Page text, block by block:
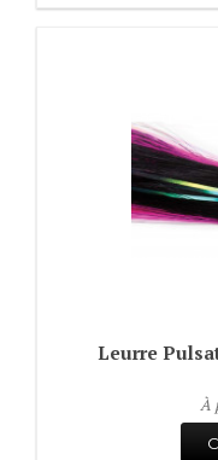
Leurre
À